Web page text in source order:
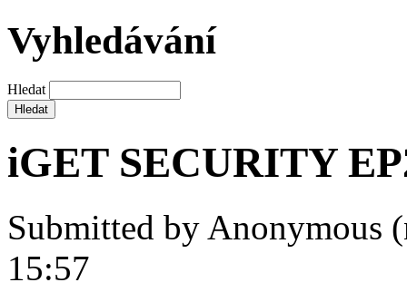
Vyhledávání
Hledat
iGET SECURITY
Submitted by Anonymous
15:57